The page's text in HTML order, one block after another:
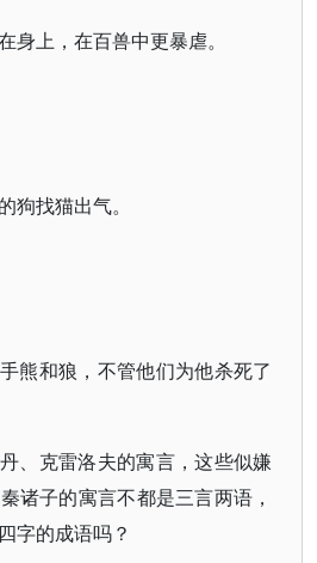
身上，在百兽中更暴虐。
狗找猫出气。
熊和狼，不管他们为他杀死了
、克雷洛夫的寓言，这些似嫌
诸子的寓言不都是三言两语，
字的成语吗？